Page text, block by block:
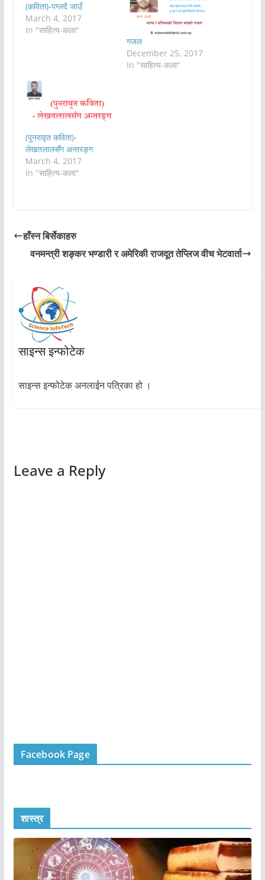
(कविता)-पग्लदै जाउँ
March 4, 2017
In "साहित्य-कला"
गजल
December 25, 2017
In "साहित्य-कला"
(पुनरावृत कविता)-
लेखतलालसँग अन्तरङ्ग
March 4, 2017
In "साहित्य-कला"
हाँस्न बिर्सेकाहरु
वनमन्त्री शङ्कर भण्डारी र अमेरिकी राजदूत तेप्लिज वीच भेटवार्ता
साइन्स इन्फोटेक
साइन्स इन्फोटेक अनलाईन पत्रिका हो ।
Leave a Reply
Facebook Page
शास्त्र